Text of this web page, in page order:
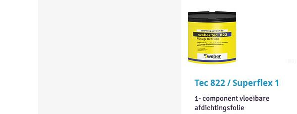
Tec 822 / Superflex 1
1- component vloeibare
afdichtingsfolie